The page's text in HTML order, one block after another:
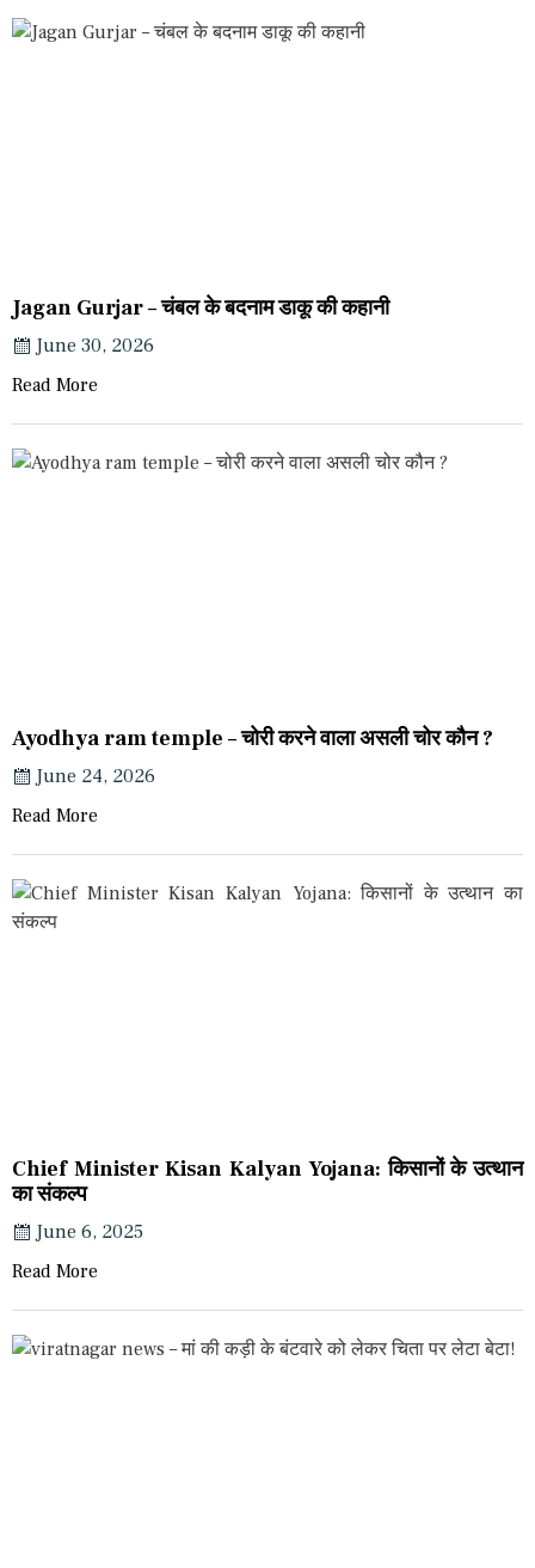
Jagan Gurjar – चंबल के बदनाम डाकू की कहानी
June 30, 2026
Read More
Ayodhya ram temple – चोरी करने वाला असली चोर कौन ?
June 24, 2026
Read More
Chief Minister Kisan Kalyan Yojana: किसानों के उत्थान
का संकल्प
June 6, 2025
Read More